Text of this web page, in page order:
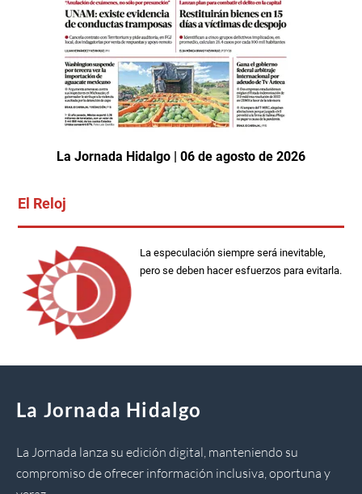
La Jornada Hidalgo | 06 de agosto de 2026
El Reloj
La especulación siempre será inevitable,
pero se deben hacer esfuerzos para evitarla.
La Jornada Hidalgo
La Jornada lanza su edición digital, manteniendo su
compromiso de ofrecer información inclusiva, oportuna y